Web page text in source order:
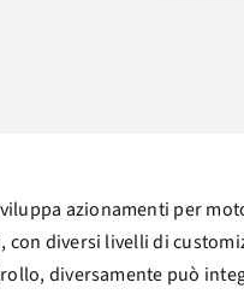
azionamenti per
diversi livelli di
diversamente può